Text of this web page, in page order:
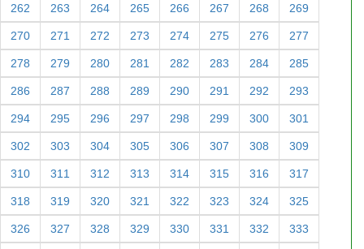
262 263 264 265 266 267 268 269
270 271 272 273 274 275 276 277
278 279 280 281 282 283 284 285
286 287 288 289 290 291 292 293
294 295 296 297 298 299 300 301
302 303 304 305 306 307 308 309
310 311 312 313 314 315 316 317
318 319 320 321 322 323 324 325
326 327 328 329 330 331 332 333